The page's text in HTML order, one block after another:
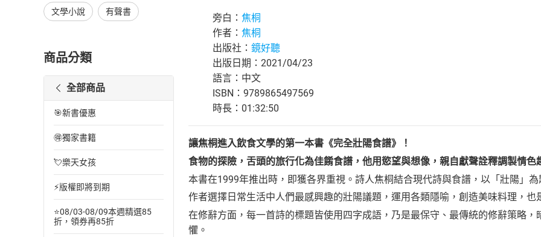
文學小說 有聲書
商品分類
全部商品
🎯新書優惠
🉐獨家書籍
💘樂天女孩
⚡版權即將到期
⭐08/03-08/09本週精選85
折，領券再85折
旁白： 焦桐
作者： 焦桐
出版社： 鏡好聽
出版日期：2021/04/23
語言：中文
ISBN：9789865497569
時長：01:32:50
讓焦桐進入飲食文學的第一本書《完全壯陽食譜》！
食物的探險，舌頭的旅行化為佳餚食譜，他用慾望與想像，親自獻聲詮釋調製情色
本書在1999年推出時，即獲各界重視。詩人焦桐結合現代詩與食譜，以「壯陽」
作者選擇日常生活中人們最感興趣的壯陽議題，運用各類隱喻，創造美味料理，也
在修辭方面，每一首詩的標題皆使用四字成語，乃是最保守、最傳統的修辭策略
懼。